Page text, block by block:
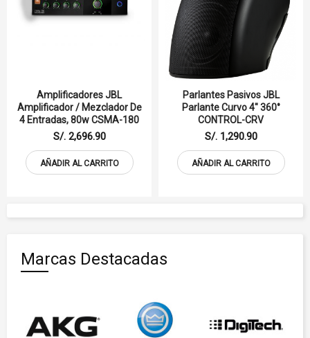
Amplificadores JBL
Amplificador / Mezclador De
4 Entradas, 80w CSMA-180
S/. 2,696.90
AÑADIR AL CARRITO
Parlantes Pasivos JBL
Parlante Curvo 4" 360°
CONTROL-CRV
S/. 1,290.90
AÑADIR AL CARRITO
Marcas Destacadas